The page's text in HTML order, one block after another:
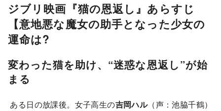
ジブリ映画『猫の恩返し』あらすじ
【意地悪な魔女の助手となった少女の
運命は?
変わった猫を助け、“迷惑な恩返し”が始
まる
ある日の放課後。女子高生の吉岡ハル（声：池脇千鶴）